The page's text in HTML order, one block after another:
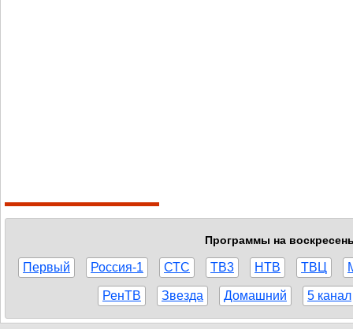
Программы на
Первый Россия-1 СТС ТВ3 НТВ ТВЦ
РенТВ Звезда Домашний 5 канал